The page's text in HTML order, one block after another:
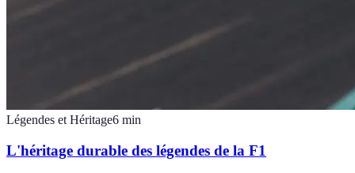
Légendes et Héritage6 min
L'héritage durable des légendes de la F1